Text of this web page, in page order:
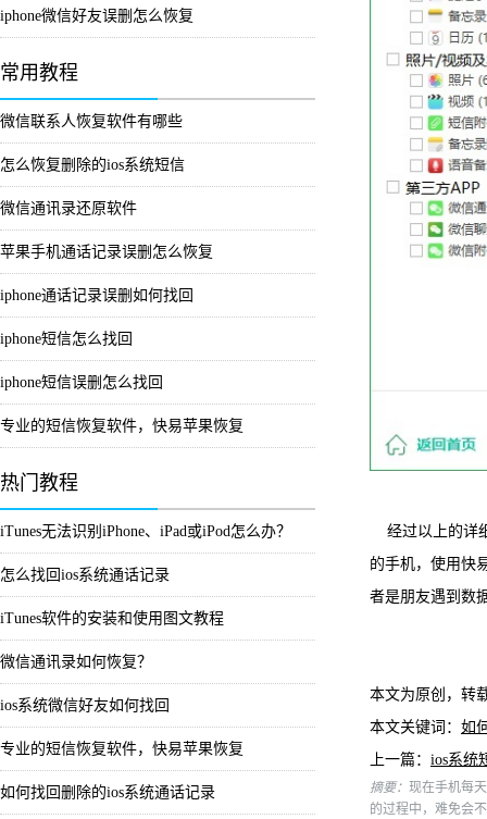
iphone微信好友误删怎么恢复
常用教程
微信联系人恢复软件有哪些
怎么恢复删除的ios系统短信
微信通讯录还原软件
苹果手机通话记录误删怎么恢复
iphone通话记录误删如何找回
iphone短信怎么找回
iphone短信误删怎么找回
专业的短信恢复软件，快易苹果恢复
热门教程
iTunes无法识别iPhone、iPad或iPod怎么办？
怎么找回ios系统通话记录
iTunes软件的安装和使用图文教程
微信通讯录如何恢复？
ios系统微信好友如何找回
专业的短信恢复软件，快易苹果恢复
如何找回删除的ios系统通话记录
经过以上的详
的手机，使用快
者是朋友遇到数
本文为原创，转
本文关键词： 如
上一篇： ios系统
摘要： 现在手机每
的过程中，难免会